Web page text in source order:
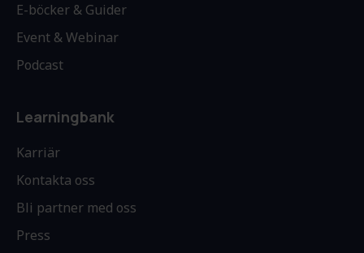
E-böcker & Guider
Event & Webinar
Podcast
Learningbank
Karriär
Kontakta oss
Bli partner med oss
Press